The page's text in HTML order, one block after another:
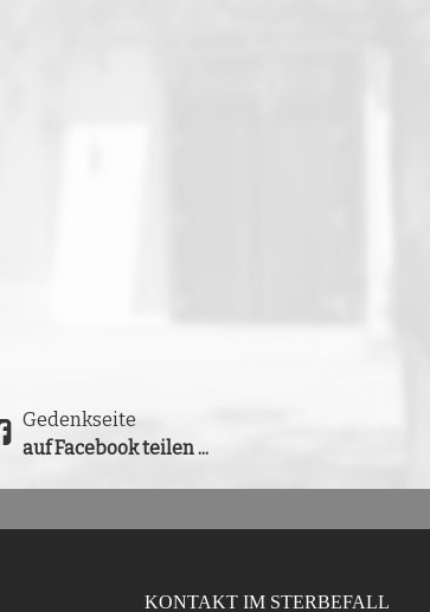
Gedenkseite
auf Facebook teilen ...
KONTAKT IM STERBEFALL